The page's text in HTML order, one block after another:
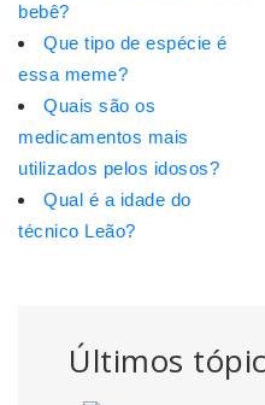
Últimos
bebê?
Que tipo de espécie é
essa meme?
Quais são os
medicamentos mais
utilizados pelos idosos?
Qual é a idade do
técnico Leão?